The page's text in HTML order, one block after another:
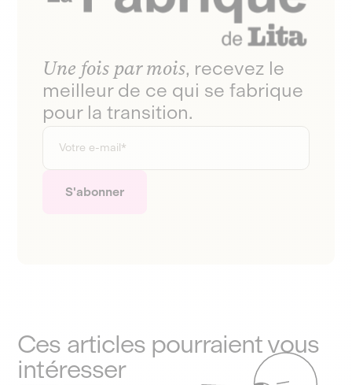
Une fois par mois, recevez le
meilleur de ce qui se fabrique
pour la transition.
Ces articles pourraient vous
intéresser